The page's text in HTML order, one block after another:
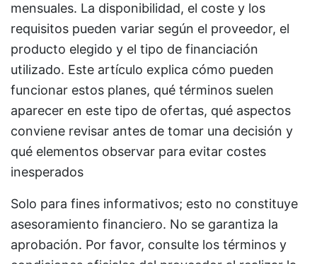
mensuales. La disponibilidad, el coste y los
requisitos pueden variar según el proveedor, el
producto elegido y el tipo de financiación
utilizado. Este artículo explica cómo pueden
funcionar estos planes, qué términos suelen
aparecer en este tipo de ofertas, qué aspectos
conviene revisar antes de tomar una decisión y
qué elementos observar para evitar costes
inesperados
Solo para fines informativos; esto no constituye
asesoramiento financiero. No se garantiza la
aprobación. Por favor, consulte los términos y